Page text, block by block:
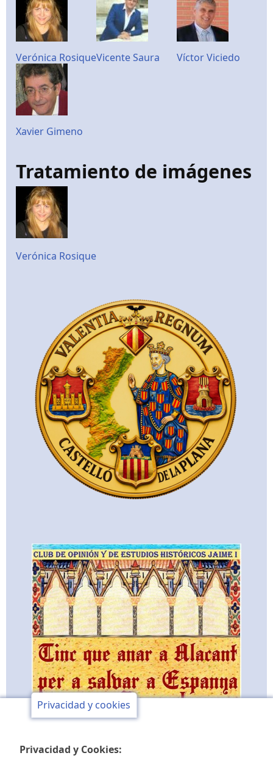
Verónica RosiqueVicente Saura Víctor Viciedo
Xavier Gimeno
Tratamiento de imágenes
Verónica Rosique
Privacidad y cookies
Privacidad y Cookies: